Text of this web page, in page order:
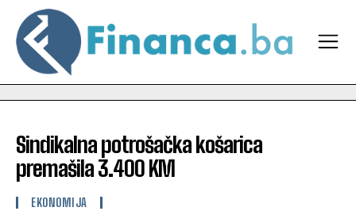
Sindikalna potrošačka košarica
premašila 3.400 KM
EKONOMIJA